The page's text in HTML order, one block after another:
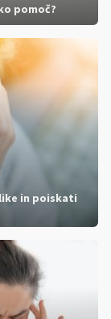
pomoč?
in poiskati